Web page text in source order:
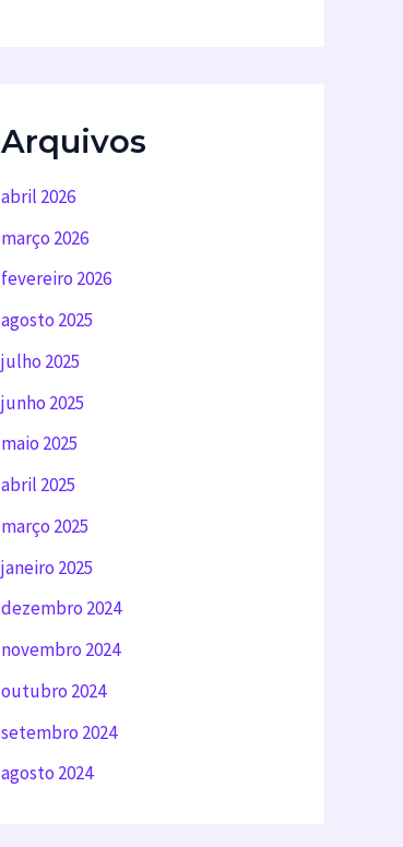
Arquivos
abril 2026
março 2026
fevereiro 2026
agosto 2025
julho 2025
junho 2025
maio 2025
abril 2025
março 2025
janeiro 2025
dezembro 2024
novembro 2024
outubro 2024
setembro 2024
agosto 2024